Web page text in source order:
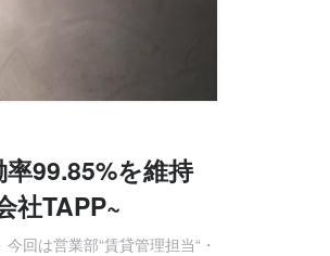
率99.85%を維持
社TAPP~
回は営業部“賃貸管理担当“・